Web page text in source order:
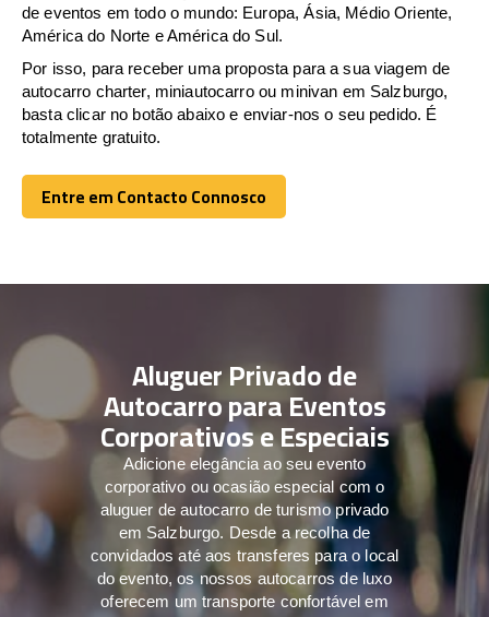
de eventos em todo o mundo: Europa, Ásia, Médio Oriente,
América do Norte e América do Sul.
Por isso, para receber uma proposta para a sua viagem de
autocarro charter, miniautocarro ou minivan em Salzburgo,
basta clicar no botão abaixo e enviar-nos o seu pedido. É
totalmente gratuito.
Entre em Contacto Connosco
Entre em Contacto Connosco
Aluguer Privado de
Autocarro para Eventos
Corporativos e Especiais
Adicione elegância ao seu evento
corporativo ou ocasião especial com o
aluguer de autocarro de turismo privado
em Salzburgo. Desde a recolha de
convidados até aos transferes para o local
do evento, os nossos autocarros de luxo
oferecem um transporte confortável em